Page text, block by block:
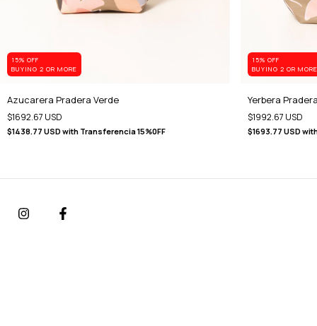
15% OFF
BUYING 2 OR MORE
Azucarera Pradera Verde
$1692.67 USD
$1438.77 USD with Transferencia 15%0FF
15% OFF
BUYING 2 OR MORE
Yerbera
$1992.67 USD
$1693.77 USD